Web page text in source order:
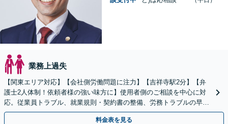
業務上過失
【関東エリア対応】【会社側労働問題に注力】【吉祥寺駅2分】【弁
護士2人体制！依頼者様の強い味方に】使用者側のご相談を中心に対
応。従業員トラブル、就業規則・契約書の整備、労務トラブルの早期
解決・防止に努めます。
料金表を見る